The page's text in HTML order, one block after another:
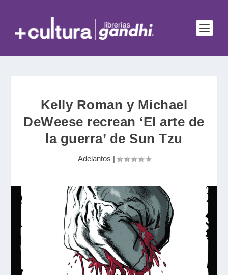
Kelly Roman y Michael
DeWeese recrean ‘El arte de
la guerra’ de Sun Tzu
Adelantos |